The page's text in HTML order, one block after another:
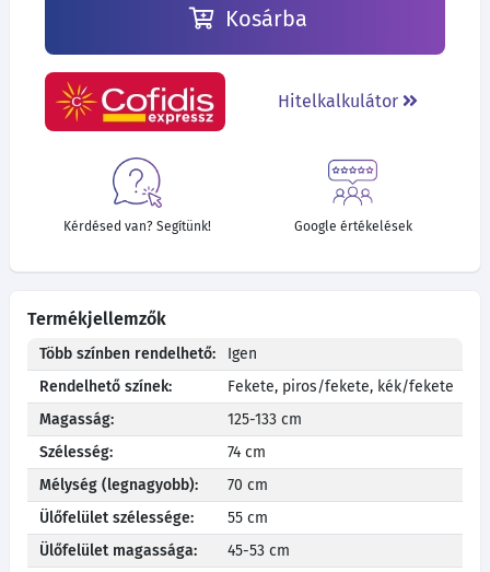
Kosárba
Hitelkalkulátor
Kérdésed van? Segítünk! Google értékelések
Termékjellemzők
Több színben rendelhető:
Igen
Rendelhető színek:
Fekete, piros/fekete, kék/fekete
Magasság:
125-133 cm
Szélesség:
74 cm
Mélység (legnagyobb):
70 cm
Ülőfelület szélessége:
55 cm
Ülőfelület magassága:
45-53 cm